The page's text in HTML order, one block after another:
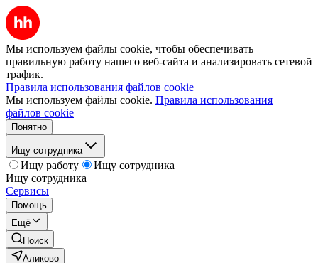
Мы используем файлы cookie, чтобы обеспечивать
правильную работу нашего веб-сайта и анализировать сетевой
трафик.
Правила использования файлов cookie
Мы используем файлы cookie. Правила использования
файлов cookie
Понятно
Ищу сотрудника
Ищу работу
Ищу сотрудника
Ищу сотрудника
Сервисы
Помощь
Ещё
Поиск
Аликово